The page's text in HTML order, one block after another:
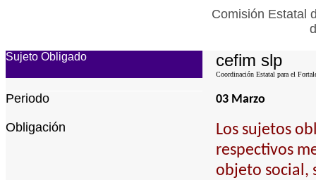
Comisión Estatal
Sujeto Obligado cefim slp
Coordinación Estatal para el
Periodo 03 Marzo
Obligación
Los sujetos
respectivos
objeto social,